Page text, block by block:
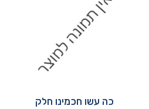
כה עשו חכמינו חלק